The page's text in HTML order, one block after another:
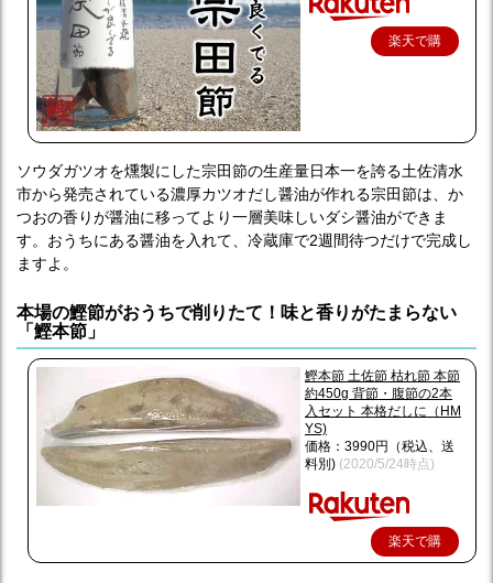
楽天で購
ソウダガツオを燻製にした宗田節の生産量日本一を誇る土佐清水
市から発売されている濃厚カツオだし醤油が作れる宗田節は、か
つおの香りが醤油に移ってより一層美味しいダシ醤油ができま
す。おうちにある醤油を入れて、冷蔵庫で2週間待つだけで完成し
ますよ。
本場の鰹節がおうちで削りたて！味と香りがたまらない
「鰹本節」
鰹本節 土佐節 枯れ節 本節
約450g 背節・腹節の2本
入セット 本格だしに（HM
YS)
価格：3990円（税込、送
料別) (2020/5/24時点)
楽天で購